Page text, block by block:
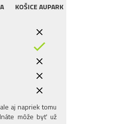
KOŠICE AUPARK
aj napriek tomu
môže byť už